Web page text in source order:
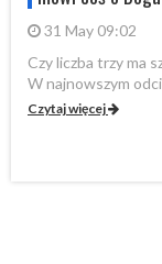
31 May 09:02
Czy liczba trzy ma
W najnowszym
Czytaj więcej